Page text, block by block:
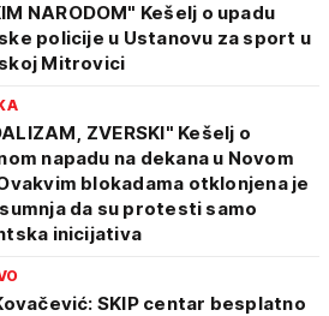
NARODOM" Kešelj o upadu
policije u Ustanovu za sport u
Mitrovici
ZVERSKI" Kešelj o
napadu na dekana u Novom
blokadama otklonjena je
da su protesti samo
inicijativa
SKIP centar besplatno